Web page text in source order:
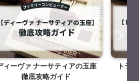
ァ ナーサティアの玉座
徹底攻略ガイド
トランスフ